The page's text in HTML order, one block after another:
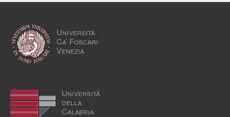
Università
Ca’ Foscari
Venezia
Università
della
Calabria